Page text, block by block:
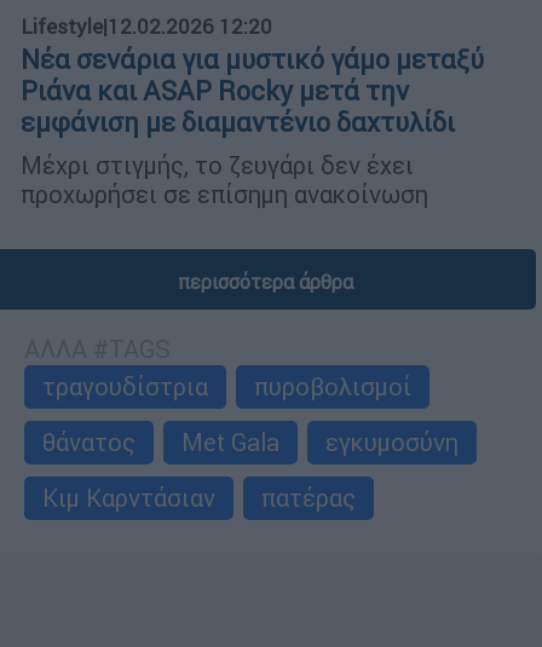
Lifestyle|12.02.2026 12:20
Νέα σενάρια για μυστικό γάμο μεταξύ
Ριάνα και ASAP Rocky μετά την
εμφάνιση με διαμαντένιο δαχτυλίδι
Μέχρι στιγμής, το ζευγάρι δεν έχει
προχωρήσει σε επίσημη ανακοίνωση
περισσότερα άρθρα
τραγουδίστρια
πυροβολισμοί
θάνατος
Met Gala
εγκυμοσύνη
Κιμ Καρντάσιαν
πατέρας